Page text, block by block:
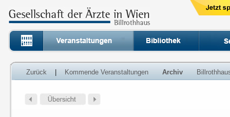
Zurück Kommende Veranstaltungen Archiv